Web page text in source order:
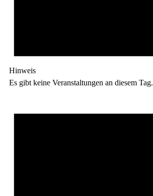
Hinweis
Es gibt keine Veranstaltungen an diesem Tag.